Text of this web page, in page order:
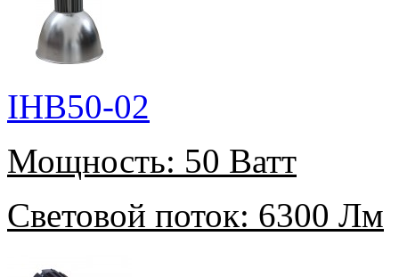
IHB50-02
Мощность: 50 Ватт
Световой поток: 6300 Лм